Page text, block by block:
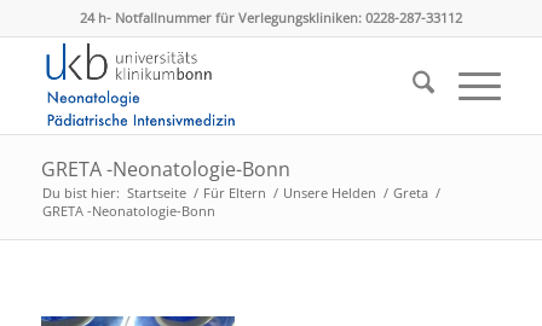
24 h- Notfallnummer für Verlegungskliniken: 0228-287-33112
GRETA -Neonatologie-Bonn
Du bist hier: Startseite / Für Eltern / Unsere Helden / Greta /
GRETA -Neonatologie-Bonn